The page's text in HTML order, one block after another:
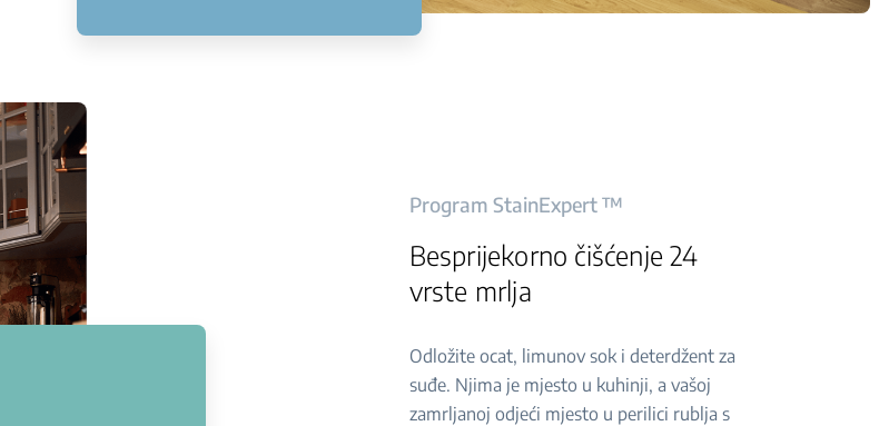
Program StainExpert ™
Besprijekorno čišćenje 24
vrste mrlja
Odložite ocat, limunov sok i deterdžent za
suđe. Njima je mjesto u kuhinji, a vašoj
zamrljanoj odjeći mjesto u perilici rublja s